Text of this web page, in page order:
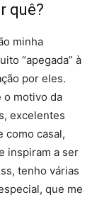
quê?
minha
“apegada” à
por eles.
o motivo da
excelentes
como casal,
inspiram a ser
tenho várias
que me